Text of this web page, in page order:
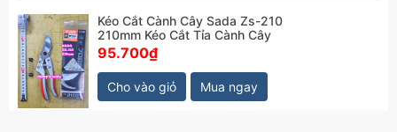
Kéo Cắt Cành Cây Sada Zs-210
210mm Kéo Cắt Tỉa Cành Cây
95.700₫
Cho vào giỏ Mua ngay